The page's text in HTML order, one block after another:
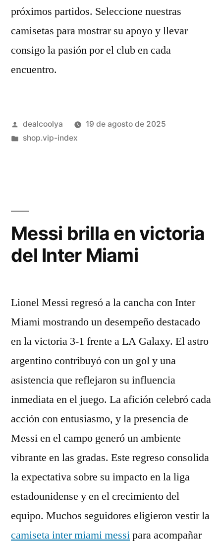
próximos partidos. Seleccione nuestras
camisetas para mostrar su apoyo y llevar
consigo la pasión por el club en cada
encuentro.
Publicado
por
dealcoolya
19 de agosto de 2025
Publicado
shop.vip-index
Messi brilla en victoria
del Inter Miami
Lionel Messi regresó a la cancha con Inter
Miami mostrando un desempeño destacado
en la victoria 3-1 frente a LA Galaxy. El astro
argentino contribuyó con un gol y una
asistencia que reflejaron su influencia
inmediata en el juego. La afición celebró cada
acción con entusiasmo, y la presencia de
Messi en el campo generó un ambiente
vibrante en las gradas. Este regreso consolida
la expectativa sobre su impacto en la liga
estadounidense y en el crecimiento del
equipo. Muchos seguidores eligieron vestir la
camiseta inter miami messipara acompañar